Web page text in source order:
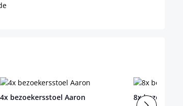
4x bezoekersstoel Aaron 8x